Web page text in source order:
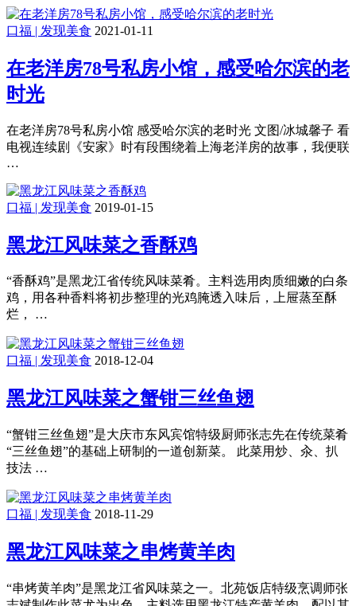
口福 | 发现美食 2021-01-11
在老洋房78号私房小馆，感受哈尔滨的老
时光
在老洋房78号私房小馆 感受哈尔滨的老时光 文图/冰城馨子 看
电视连续剧《安家》时有段围绕着上海老洋房的故事，我便联
…
口福 | 发现美食 2019-01-15
黑龙江风味菜之香酥鸡
“香酥鸡”是黑龙江省传统风味菜肴。主料选用肉质细嫩的白条
鸡，用各种香料将初步整理的光鸡腌透入味后，上屉蒸至酥
烂， …
口福 | 发现美食 2018-12-04
黑龙江风味菜之蟹钳三丝鱼翅
“蟹钳三丝鱼翅”是大庆市东风宾馆特级厨师张志先在传统菜肴
“三丝鱼翅”的基础上研制的一道创新菜。 此菜用炒、汆、扒
技法 …
口福 | 发现美食 2018-11-29
黑龙江风味菜之串烤黄羊肉
“串烤黄羊肉”是黑龙江省风味菜之一。北苑饭店特级烹调师张